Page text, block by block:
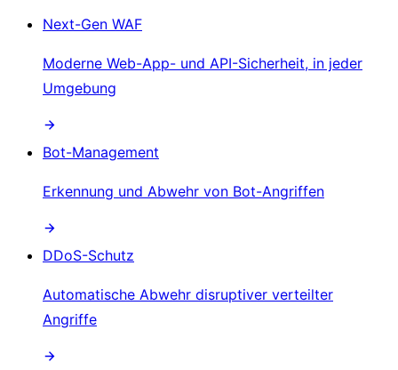
Next-Gen WAF
Moderne Web-App- und API-Sicherheit, in jeder
Umgebung
Bot-Management
Erkennung und Abwehr von Bot-Angriffen
DDoS-Schutz
Automatische Abwehr disruptiver verteilter
Angriffe